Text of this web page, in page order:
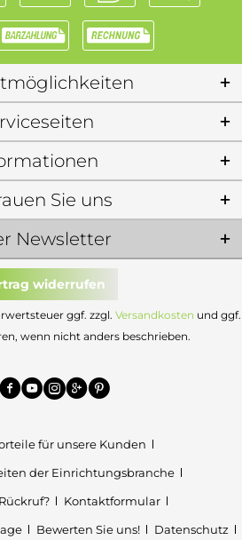
Newsletter
Sie uns
widerrufen
ggf. zzgl. Versandkosten und ggf.
wenn nicht anders beschrieben.
für unsere Kunden
der Einrichtungsbranche
Kontaktformular
Bewerten Sie uns! Datenschutz